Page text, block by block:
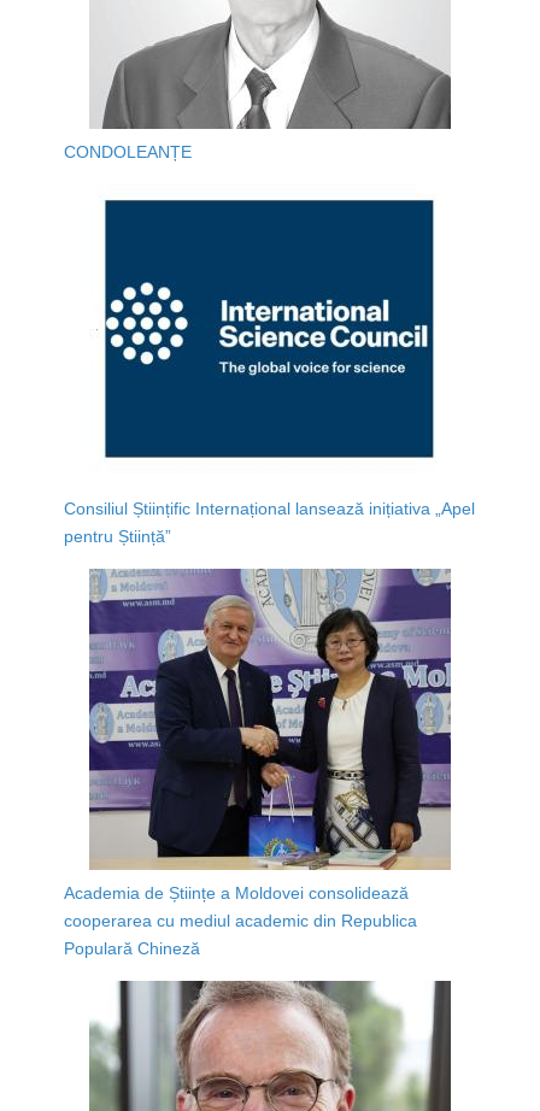
CONDOLEANȚE
Consiliul Științific Internațional lansează inițiativa „Apel
pentru Știință”
Academia de Științe a Moldovei consolidează
cooperarea cu mediul academic din Republica
Populară Chineză